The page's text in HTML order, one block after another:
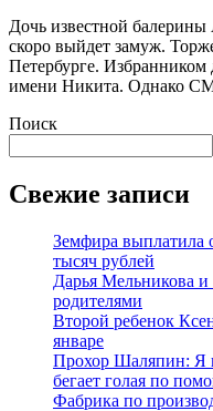
Дочь известной
скоро выйдет замуж.
Петербурге. Избранником
имени Никита. Однако
Поиск
Свежие записи
Земфира выплатила
тысяч рублей
Дарья Мельникова
родителями
Второй ребенок
январе
Прохор Шаляпин: Я
бегает голая по
Фабрика по